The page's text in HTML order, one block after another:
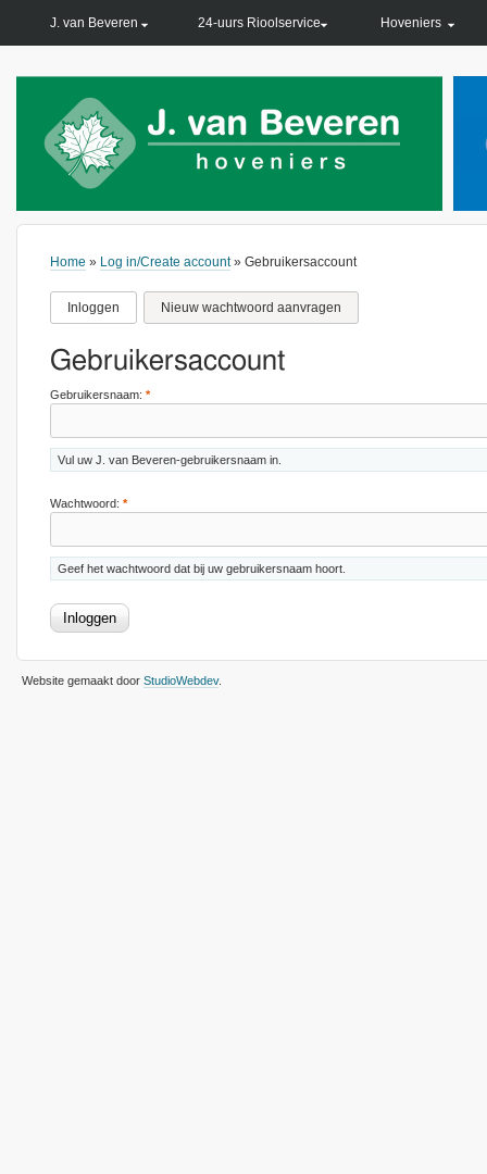
J. van Beveren 24-uurs Rioolservice Hoveniers
Home » Log in/Create account» Gebruikersaccount
Inloggen Nieuw wachtwoord aanvragen
Gebruikersaccount
Gebruikersnaam: *
Vul uw J. van Beveren-gebruikersnaam in.
Wachtwoord: *
Geef het wachtwoord dat bij uw gebruikersnaam hoort.
Website gemaakt door StudioWebdev.